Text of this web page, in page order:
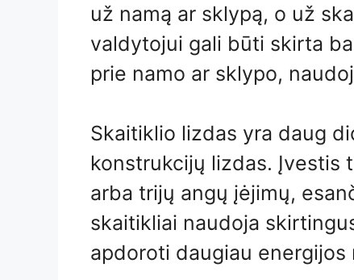
už namą ar sklypą, o už
valdytojui gali būti skirta
prie namo ar sklypo,
Skaitiklio lizdas yra daug
konstrukcijų lizdas. Įvestis
arba trijų angų įėjimų,
skaitikliai naudoja
apdoroti daugiau energijos